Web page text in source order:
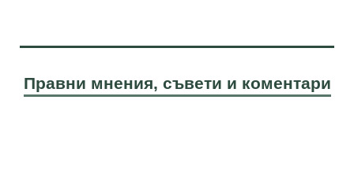
Правни мнения, съвети и коментари